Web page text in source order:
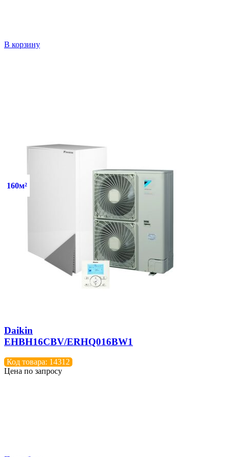
В корзину
160м²
Daikin
EHBH16CBV/ERHQ016BW1
Код товара: 14312
Цена по запросу